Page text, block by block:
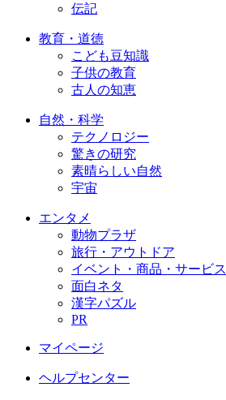
伝記
教育・道徳
こども豆知識
子供の教育
古人の知恵
自然・科学
テクノロジー
驚きの研究
素晴らしい自然
宇宙
エンタメ
動物プラザ
旅行・アウトドア
イベント・商品・サービス
面白ネタ
漢字パズル
PR
マイページ
ヘルプセンター